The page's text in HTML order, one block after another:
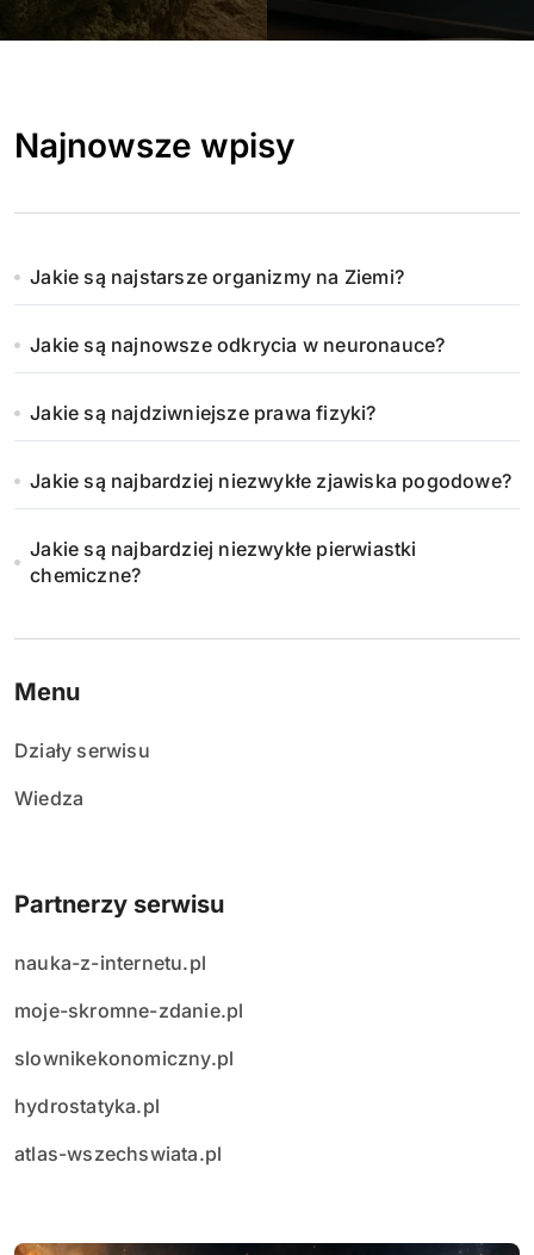
Najnowsze wpisy
Jakie są najstarsze organizmy na Ziemi?
Jakie są najnowsze odkrycia w neuronauce?
Jakie są najdziwniejsze prawa fizyki?
Jakie są najbardziej niezwykłe zjawiska pogodowe?
Jakie są najbardziej niezwykłe pierwiastki
chemiczne?
Menu
Działy serwisu
Wiedza
Partnerzy serwisu
nauka-z-internetu.pl
moje-skromne-zdanie.pl
slownikekonomiczny.pl
hydrostatyka.pl
atlas-wszechswiata.pl